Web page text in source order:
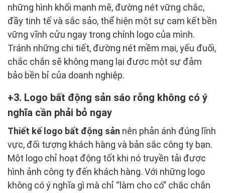
những hình khối mạnh mẽ, đường nét vững chắc,
đầy tinh tế và sắc sảo, thể hiện một sự cam kết bền
vững vĩnh cửu ngay trong chính logo của mình.
Tránh những chi tiết, đường nét mềm mại, yếu đuối,
chắc chắn sẽ không mang lại được một sự đảm
bảo bền bỉ của doanh nghiệp.
3. Logo bất động sản sáo rỗng không có ý
nghĩa cần phải bỏ ngay
Thiết kế logo bất động sản nên phản ánh đúng lĩnh
vực, đối tượng khách hàng và bản sắc công ty bạn.
Một logo chỉ hoạt động tốt khi nó truyền tải được
hình ảnh công ty đến khách hàng. Với những logo
không có ý nghĩa gì mà chỉ “làm cho có” chắc chắn